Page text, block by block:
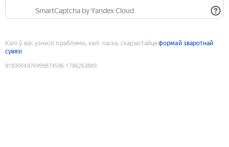
SmartCaptcha by Yandex Cloud
Калі ў вас узніклі праблемы, калі ласка, скарыстайцеформай зваротнай
сувязі
9193004876999874596:1786253889